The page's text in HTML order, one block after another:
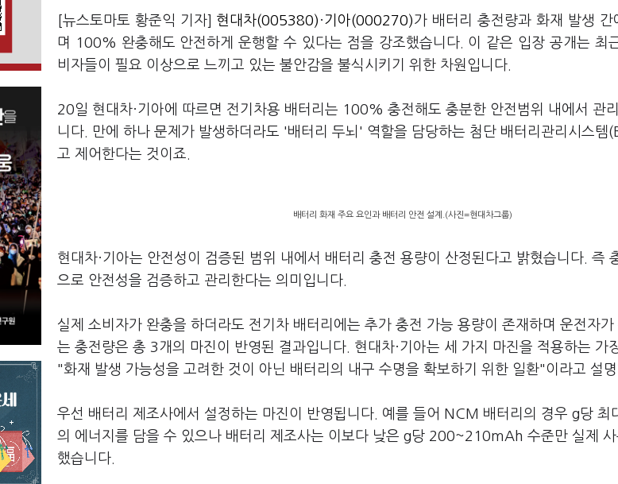
[뉴스토마토 황준익 기자] 현대차(005380) ·기아(000270)가 배터리 충전량과 화재 발생 간
며 100% 완충해도 안전하게 운행할 수 있다는 점을 강조했습니다. 이 같은 입장 공개는 최
비자들이 필요 이상으로 느끼고 있는 불안감을 불식시키기 위한 차원입니다.
20일 현대차·기아에 따르면 전기차용 배터리는 100% 충전해도 충분한 안전범위 내에서 관
니다. 만에 하나 문제가 발생하더라도 '배터리 두뇌' 역할을 담당하는 첨단 배터리관리시스템
고 제어한다는 것이죠.
배터리 화재 주요 요인과 배터리 안전 설계.(사진=현대차그룹)
현대차·기아는 안전성이 검증된 범위 내에서 배터리 충전 용량이 산정된다고 밝혔습니다. 즉
으로 안전성을 검증하고 관리한다는 의미입니다.
실제 소비자가 완충을 하더라도 전기차 배터리에는 추가 충전 가능 용량이 존재하며 운전자
는 충전량은 총 3개의 마진이 반영된 결과입니다. 현대차·기아는 세 가지 마진을 적용하는 가
"화재 발생 가능성을 고려한 것이 아닌 배터리의 내구 수명을 확보하기 위한 일환"이라고 설명
우선 배터리 제조사에서 설정하는 마진이 반영됩니다. 예를 들어 NCM 배터리의 경우 g당
의 에너지를 담을 수 있으나 배터리 제조사는 이보다 낮은 g당 200~210mAh 수준만 실제 사
했습니다.